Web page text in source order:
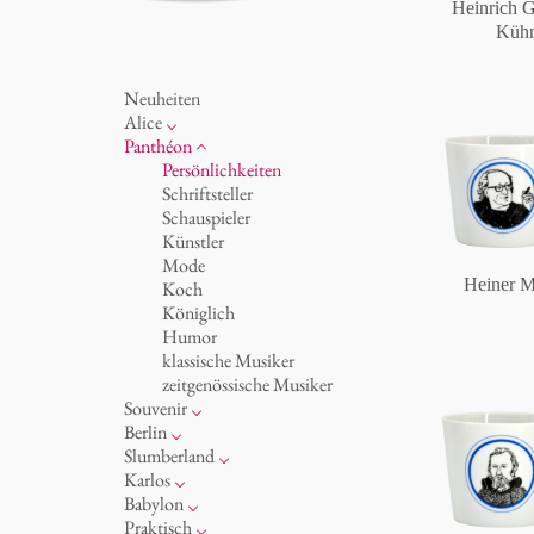
Neuheiten
Alice
Porzellan
Ozean
Tassen 'Glam' weiß
Tassen - weiß
Tassen 'Glam'
Tassen 'de Luxe'
Becher
Becher 'de Luxe'
Schalen
Milchkännchen
Panthéon
Persönlichkeiten
Schriftsteller
Schauspieler
Künstler
Mode
Koch
Königlich
Humor
klassische Musiker
zeitgenössische Musiker
Souvenir
Runde Teller - weiß
Runde Teller - bunt
Runde Teller 'de Luxe'
Ovale Teller - weiß
Ovale Teller - bunt
Berlin
Noël
Tassen
Teller
zum Servieren
Slumberland
Kuchenteller
Teekanne
Etagere
Karlos
Fressnapf
Vasen 'de Luxe'
Babylon
Korb 'de Luxe'
Praktisch
Heinrich
Heiner